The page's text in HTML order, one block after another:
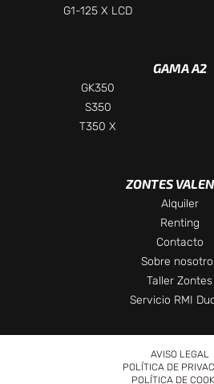
Chatea con nosotros
Selecciona el departamento
Te responderemos lo antes
Servicio técnico
G1-125 X LCD
GAMA A2
GK350
S350
T350 X
ZONTES
Alquiler
Renting
Contacto
Sobre
Taller Zontes
Servicio RMI
AVISO LEGAL
POLÍTICA DE
POLÍTICA DE